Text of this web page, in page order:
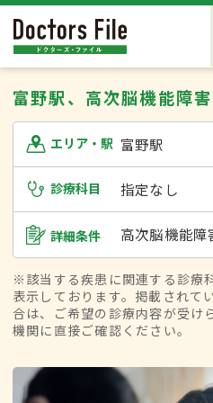
富野駅、高次脳機能障害
エリア・駅 富野駅
診療科目 指定なし
詳細条件 高次脳機能障
※該当する疾患に関連する診療
表示しております。掲載されて
合は、ご希望の診療内容が受け
機関に直接ご確認ください。